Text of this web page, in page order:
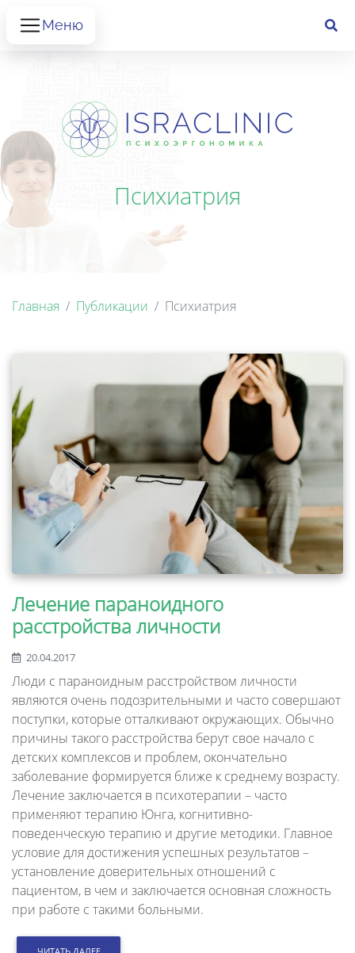
Меню
Психиатрия
Главная Публикации Психиатрия
Лечение параноидного
расстройства личности
20.04.2017
Люди с параноидным расстройством личности
являются очень подозрительными и часто совершают
поступки, которые отталкивают окружающих. Обычно
причины такого расстройства берут свое начало с
детских комплексов и проблем, окончательно
заболевание формируется ближе к среднему возрасту.
Лечение заключается в психотерапии – часто
применяют терапию Юнга, когнитивно-
поведенческую терапию и другие методики. Главное
условие для достижения успешных результатов –
установление доверительных отношений с
пациентом, в чем и заключается основная сложность
при работе с такими больными.